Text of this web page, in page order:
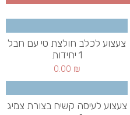
צעצוע לכלב חולצת טי עם חבל
1 יחידות
0.00 ₪
צעצוע לעיסה קשיח בצורת צמיג